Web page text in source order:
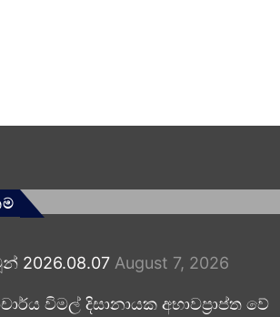
2026.08.07 August 7, 2026
විමල් දිසානායක අභාවප්‍රාප්ත වේ